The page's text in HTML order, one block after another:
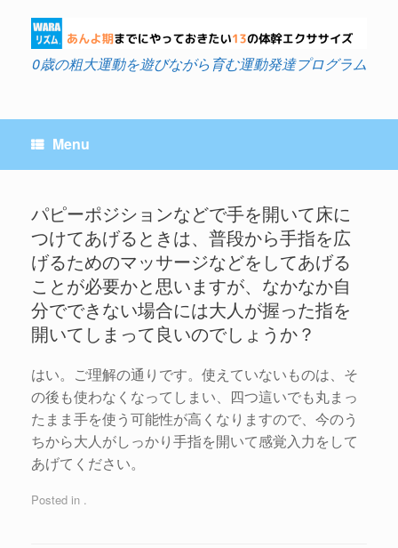
content
0歳の粗大運動を遊びながら育む運動発達プログラム
Menu
パピーポジションなどで手を開いて床に
つけてあげるときは、普段から手指を広
げるためのマッサージなどをしてあげる
ことが必要かと思いますが、なかなか自
分でできない場合には大人が握った指を
開いてしまって良いのでしょうか？
はい。ご理解の通りです。使えていないものは、そ
の後も使わなくなってしまい、四つ這いでも丸まっ
たまま手を使う可能性が高くなりますので、今のう
ちから大人がしっかり手指を開いて感覚入力をして
あげてください。
Posted in .
Post navigation